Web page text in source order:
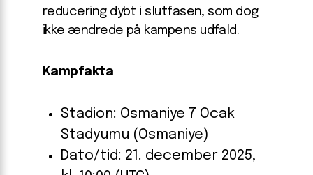
reducering dybt i slutfasen, som dog
ikke ændrede på kampens udfald.
Kampfakta
Stadion: Osmaniye 7 Ocak
Stadyumu (Osmaniye)
Dato/tid: 21. december 2025,